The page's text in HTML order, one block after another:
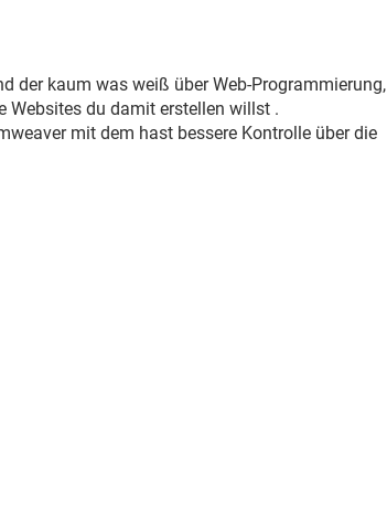
der kaum was weiß über Web-Programmierung,
Websites du damit erstellen willst .
mit dem hast bessere Kontrolle über die